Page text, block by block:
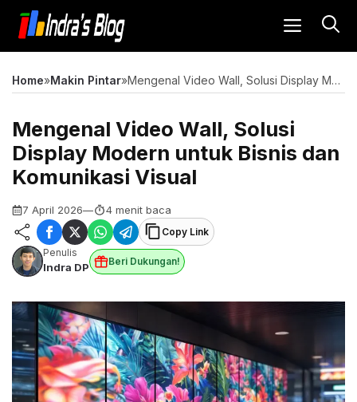
Langsung
isi
MENU
Home»Makin Pintar» Mengenal Video Wall, Solusi Display Modern untuk Bisnis dan Komunikasi Visual
Mengenal Video Wall, Solusi
Display Modern untuk Bisnis dan
Komunikasi Visual
7 April 2026— 4 menit baca
Copy Link
Penulis
Indra DP Beri Dukungan!